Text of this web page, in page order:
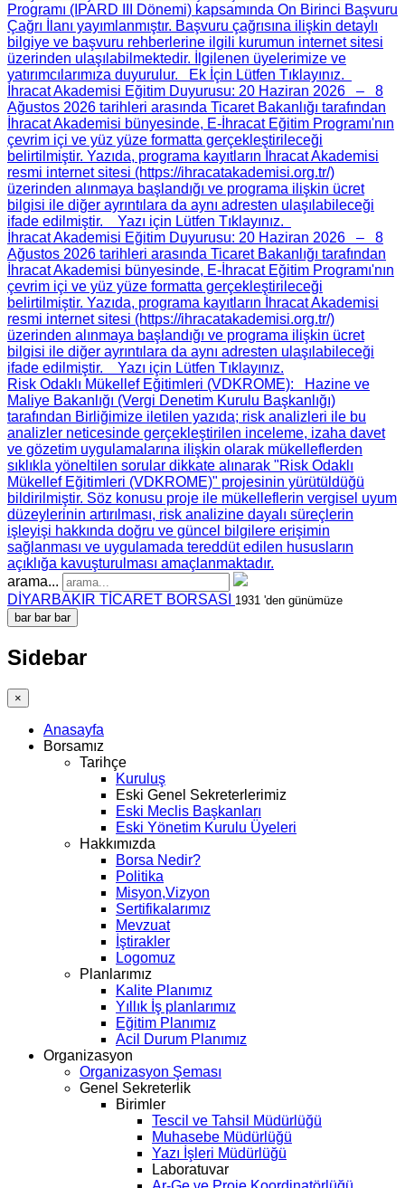
Programı (IPARD III Dönemi) kapsamında On Birinci Başvuru
Çağrı İlanı yayımlanmıştır. Başvuru çağrısına ilişkin detaylı
bilgiye ve başvuru rehberlerine ilgili kurumun internet sitesi
üzerinden ulaşılabilmektedir. İlgilenen üyelerimize ve
yatırımcılarımıza duyurulur. Ek İçin Lütfen Tıklayınız.
İhracat Akademisi Eğitim Duyurusu: 20 Haziran 2026 – 8
Ağustos 2026 tarihleri arasında Ticaret Bakanlığı tarafından
İhracat Akademisi bünyesinde, E-İhracat Eğitim Programı'nın
çevrim içi ve yüz yüze formatta gerçekleştirileceği
belirtilmiştir. Yazıda, programa kayıtların İhracat Akademisi
resmi internet sitesi (https://ihracatakademisi.org.tr/)
üzerinden alınmaya başlandığı ve programa ilişkin ücret
bilgisi ile diğer ayrıntılara da aynı adresten ulaşılabileceği
ifade edilmiştir. Yazı için Lütfen Tıklayınız.
İhracat Akademisi Eğitim Duyurusu: 20 Haziran 2026 – 8
Ağustos 2026 tarihleri arasında Ticaret Bakanlığı tarafından
İhracat Akademisi bünyesinde, E-İhracat Eğitim Programı'nın
çevrim içi ve yüz yüze formatta gerçekleştirileceği
belirtilmiştir. Yazıda, programa kayıtların İhracat Akademisi
resmi internet sitesi (https://ihracatakademisi.org.tr/)
üzerinden alınmaya başlandığı ve programa ilişkin ücret
bilgisi ile diğer ayrıntılara da aynı adresten ulaşılabileceği
ifade edilmiştir. Yazı için Lütfen Tıklayınız.
Risk Odaklı Mükellef Eğitimleri (VDKROME): Hazine ve
Maliye Bakanlığı (Vergi Denetim Kurulu Başkanlığı)
tarafından Birliğimize iletilen yazıda; risk analizleri ile bu
analizler neticesinde gerçekleştirilen inceleme, izaha davet
ve gözetim uygulamalarına ilişkin olarak mükelleflerden
sıklıkla yöneltilen sorular dikkate alınarak "Risk Odaklı
Mükellef Eğitimleri (VDKROME)" projesinin yürütüldüğü
bildirilmiştir. Söz konusu proje ile mükelleflerin vergisel uyum
düzeylerinin artırılması, risk analizine dayalı süreçlerin
işleyişi hakkında doğru ve güncel bilgilere erişimin
sağlanması ve uygulamada tereddüt edilen hususların
açıklığa kavuşturulması amaçlanmaktadır.
arama...
DİYARBAKIR TİCARET BORSASI
1931 'den günümüze
bar bar bar
Sidebar
×
Anasayfa
Borsamız
Tarihçe
Kuruluş
Eski Genel Sekreterlerimiz
Eski Meclis Başkanları
Eski Yönetim Kurulu Üyeleri
Hakkımızda
Borsa Nedir?
Politika
Misyon,Vizyon
Sertifikalarımız
Mevzuat
İştirakler
Logomuz
Planlarımız
Kalite Planımız
Yıllık İş planlarımız
Eğitim Planımız
Acil Durum Planımız
Organizasyon
Organizasyon Şeması
Genel Sekreterlik
Birimler
Tescil ve Tahsil Müdürlüğü
Muhasebe Müdürlüğü
Yazı İşleri Müdürlüğü
Laboratuvar